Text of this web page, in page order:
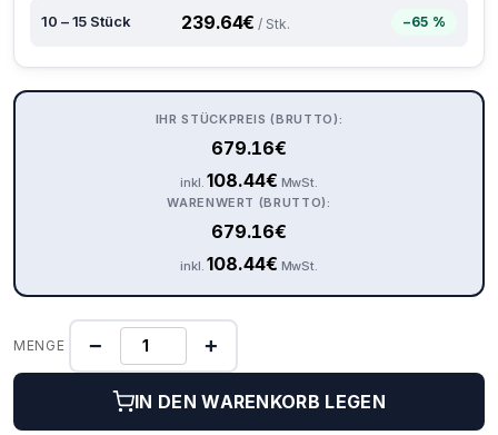
10 – 15 Stück 239.64€ / Stk. −65 %
IHR STÜCKPREIS (BRUTTO):
679.16€
inkl.108.44€ MwSt.
WARENWERT (BRUTTO):
679.16€
inkl.108.44€ MwSt.
MENGE − +
IN DEN WARENKORB LEGEN